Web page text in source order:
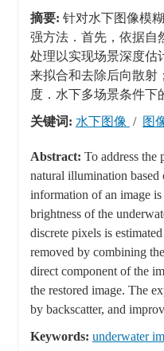
摘要: 针对水下图像模
强方法．首先，依据自
处理以实现场景深度估
来拟合和去除后向散射
度．水下多场景条件下
关键词: 水下图像 / 图
Abstract: To address the
natural illumination based
information of an image
brightness of the
discrete pixels is
removed by combining
direct component of the
the restored image. The
by backscatter, and
Keywords: underwater